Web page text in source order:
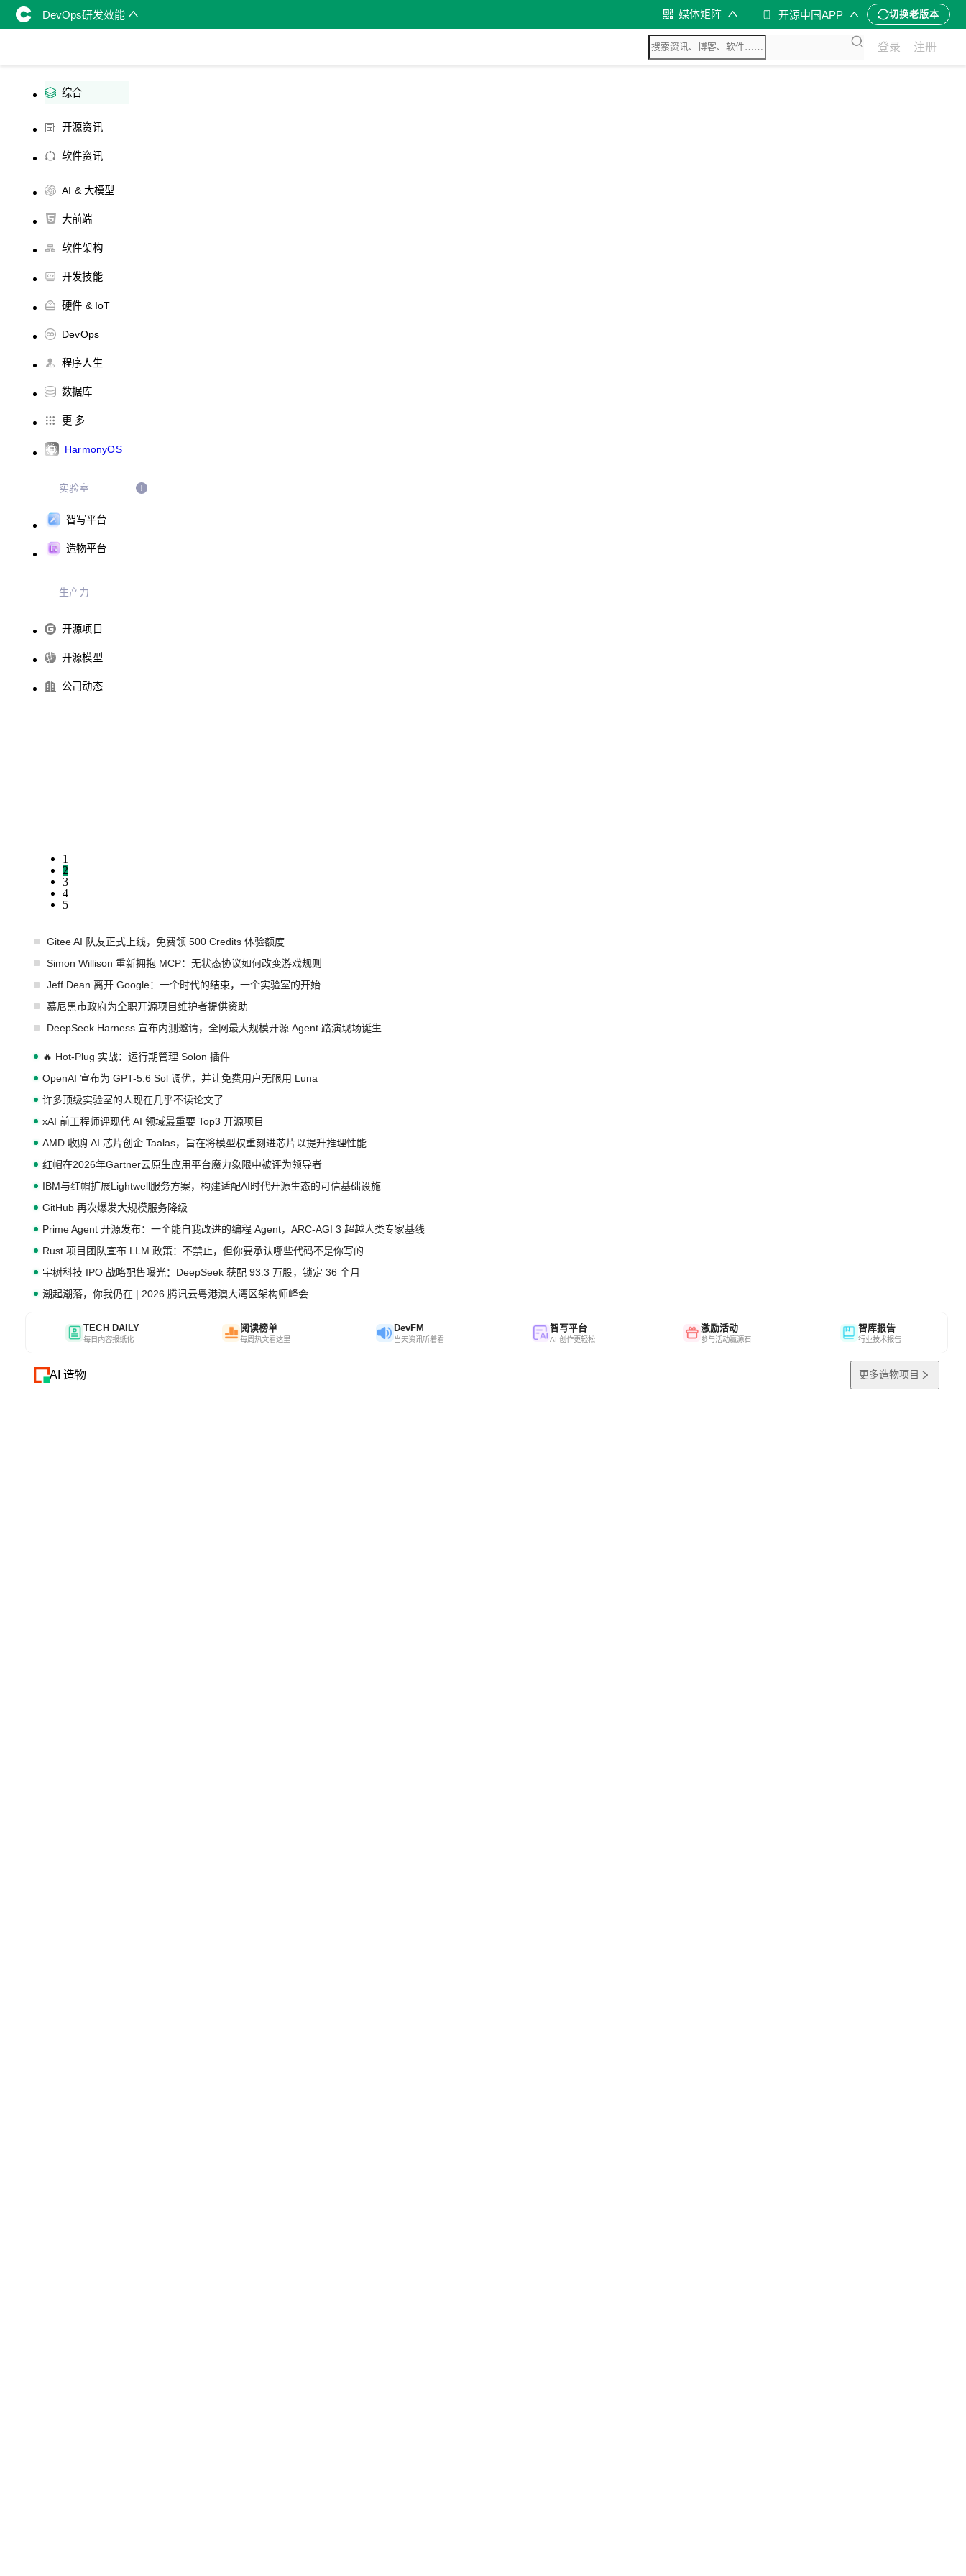
DevOps研发效能 媒体矩阵 开源中国APP 切换老版本
登录 注册
综合
开源资讯
软件资讯
AI & 大模型
大前端
软件架构
开发技能
硬件 & IoT
DevOps
程序人生
数据库
更 多
HarmonyOS
实验室
智写平台
造物平台
生产力
开源项目
开源模型
公司动态
1
2
3
4
5
Gitee AI 队友正式上线，免费领 500 Credits 体验额度
Simon Willison 重新拥抱 MCP：无状态协议如何改变游戏规则
Jeff Dean 离开 Google：一个时代的结束，一个实验室的开始
慕尼黑市政府为全职开源项目维护者提供资助
DeepSeek Harness 宣布内测邀请，全网最大规模开源 Agent 路演现场诞生
🔥 Hot-Plug 实战：运行期管理 Solon 插件
OpenAI 宣布为 GPT-5.6 Sol 调优，并让免费用户无限用 Luna
许多顶级实验室的人现在几乎不读论文了
xAI 前工程师评现代 AI 领域最重要 Top3 开源项目
AMD 收购 AI 芯片创企 Taalas，旨在将模型权重刻进芯片以提升推理性能
红帽在2026年Gartner云原生应用平台魔力象限中被评为领导者
IBM与红帽扩展Lightwell服务方案，构建适配AI时代开源生态的可信基础设施
GitHub 再次爆发大规模服务降级
Prime Agent 开源发布：一个能自我改进的编程 Agent，ARC-AGI 3 超越人类专家基线
Rust 项目团队宣布 LLM 政策：不禁止，但你要承认哪些代码不是你写的
宇树科技 IPO 战略配售曝光：DeepSeek 获配 93.3 万股，锁定 36 个月
潮起潮落，你我仍在 | 2026 腾讯云粤港澳大湾区架构师峰会
TECH DAILY
每日内容报纸化
阅读榜单
每周热文看这里
DevFM
当天资讯听着看
智写平台
AI 创作更轻松
激励活动
参与活动赢源石
智库报告
行业技术报告
AI 造物 更多造物项目